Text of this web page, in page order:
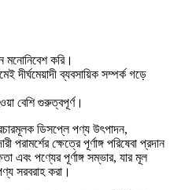
মনোনিবেশ করি।
দীর্ঘমেয়াদী ব্যবসায়িক সম্পর্ক গড়ে
বেশি গুরুত্বপূর্ণ।
ডিসপ্লে পণ্য উৎপাদন,
ক্ষেত্রে পূর্ণাঙ্গ পরিষেবা প্রদান
এবং পণ্যের পূর্ণাঙ্গ সম্ভার, যার মূল
সরবরাহ করা।